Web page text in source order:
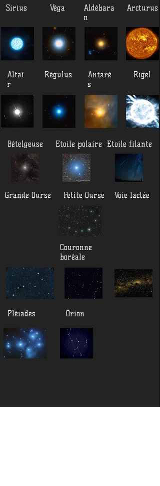
Sirius
Altaï
r
Véga
Régulus
Aldébara
n
Antarè
s
Arcturus
Rigel
Bételgeuse
Grande Ourse
Etoile polaire Etoile filante
Petite Ourse Voie lactée
Couronne
boréale
Pléiades Orion